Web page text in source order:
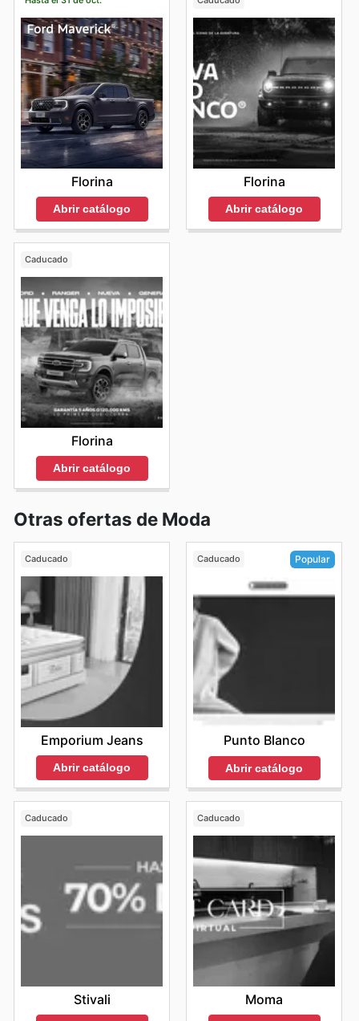
Florina
Abrir catálogo
Florina
Abrir catálogo
Caducado
Florina
Abrir catálogo
Otras ofertas de Moda
Caducado
Emporium Jeans
Abrir catálogo
Caducado Popular
Punto Blanco
Abrir catálogo
Caducado
Stivali
Caducado
Moma